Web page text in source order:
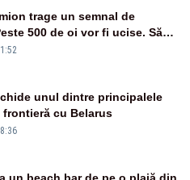
trage un semnal de
500 de oi vor fi ucise. Să
ciobanii vor fi despăgubiți”
unul dintre principalele
frontieră cu Belarus
un beach bar de pe o plajă din